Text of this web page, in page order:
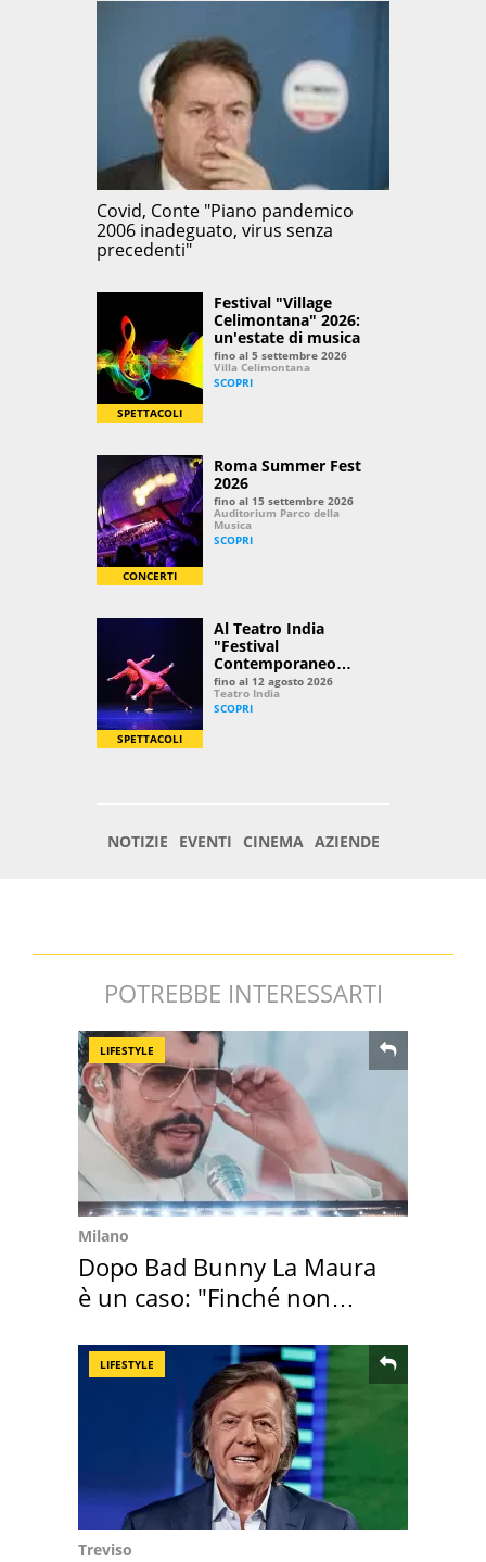
POTREBBE INTERESSARTI
LIFESTYLE
Milano
Dopo Bad Bunny La Maura
è un caso: "Finché non
LIFESTYLE
Treviso